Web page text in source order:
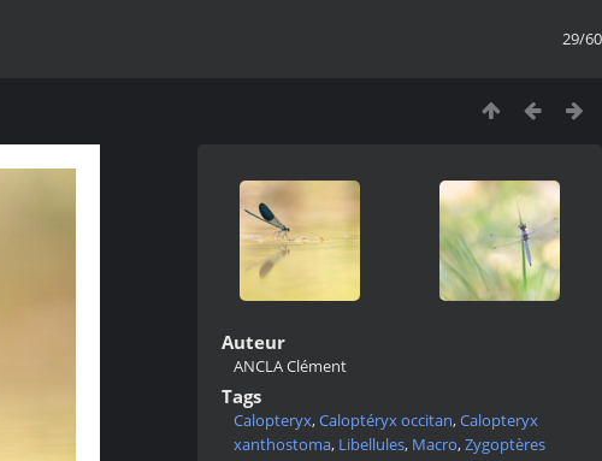
29/60
Auteur
ANCLA Clément
Tags
Calopteryx,Caloptéryx occitan,Calopteryx
xanthostoma, Libellules, Macro,Zygoptères